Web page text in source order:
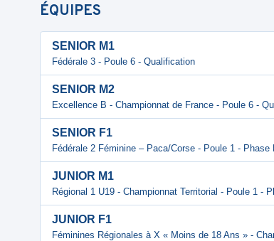
ÉQUIPES
SENIOR M1
Fédérale 3 - Poule 6 - Qualification
SENIOR M2
Excellence B - Championnat de France - Poule 6 -
SENIOR F1
Fédérale 2 Féminine – Paca/Corse - Poule 1 - Phase
JUNIOR M1
Régional 1 U19 - Championnat Territorial - Poule 1 -
JUNIOR F1
Féminines Régionales à X « Moins de 18 Ans » -